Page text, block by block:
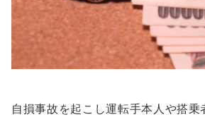
自損事故を起こし運転手本人や搭乗